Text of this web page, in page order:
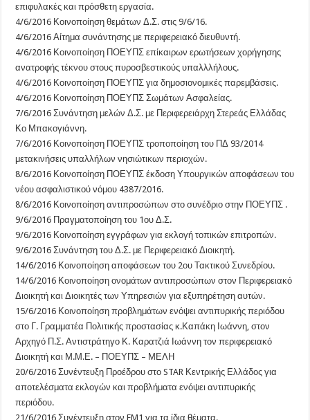
επιφυλακές και πρόσθετη εργασία.
4/6/2016 Κοινοποίηση θεμάτων Δ.Σ. στις 9/6/16.
4/6/2016 Αίτημα συνάντησης με περιφερειακό διευθυντή.
4/6/2016 Κοινοποίηση ΠΟΕΥΠΣ επίκαιρων ερωτήσεων χορήγησης
ανατροφής τέκνου στους πυροσβεστικούς υπαλλλήλους.
4/6/2016 Κοινοποίηση ΠΟΕΥΠΣ για δημοσιονομικές παρεμβάσεις.
4/6/2016 Κοινοποίηση ΠΟΕΥΠΣ Σωμάτων Ασφαλείας.
7/6/2016 Συνάντηση μελών Δ.Σ. με Περιφερειάρχη Στερεάς Ελλάδας
Κο Μπακογιάννη.
7/6/2016 Κοινοποίηση ΠΟΕΥΠΣ τροποποίηση του ΠΔ 93/2014
μετακινήσεις υπαλλήλων νησιώτικων περιοχών.
8/6/2016 Κοινοποίηση ΠΟΕΥΠΣ έκδοση Υπουργικών αποφάσεων του
νέου ασφαλιστικού νόμου 4387/2016.
8/6/2016 Κοινοποίηση αντιπροσώπων στο συνέδριο στην ΠΟΕΥΠΣ .
9/6/2016 Πραγματοποίηση του 1ου Δ.Σ.
9/6/2016 Κοινοποίηση εγγράφων για εκλογή τοπικών επιτροπών.
9/6/2016 Συνάντηση του Δ.Σ. με Περιφερειακό Διοικητή.
14/6/2016 Κοινοποίηση αποφάσεων του 2ου Τακτικού Συνεδρίου.
14/6/2016 Κοινοποίηση ονομάτων αντιπροσώπων στον Περιφερειακό
Διοικητή και Διοικητές των Υπηρεσιών για εξυπηρέτηση αυτών.
15/6/2016 Κοινοποίηση προβλημάτων ενόψει αντιπυρικής περιόδου
στο Γ. Γραμματέα Πολιτικής προστασίας κ.Καπάκη Ιωάννη, στον
Αρχηγό Π.Σ. Αντιστράτηγο Κ. Καρατζιά Ιωάννη τον περιφερειακό
Διοικητή και Μ.Μ.Ε. – ΠΟΕΥΠΣ – ΜΕΛΗ
20/6/2016 Συνέντευξη Προέδρου στο STAR Κεντρικής Ελλάδος για
αποτελέσματα εκλογών και προβλήματα ενόψει αντιπυρικής
περιόδου.
21/6/2016 Συνέντευξη στον FM1 για τα ίδια θέματα.